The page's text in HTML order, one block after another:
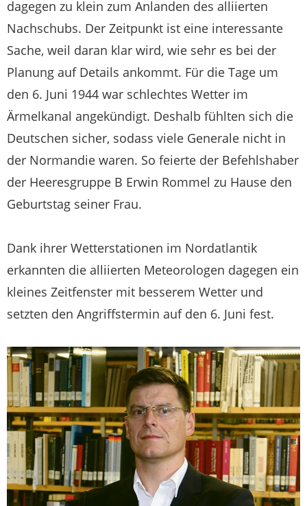
dagegen zu klein zum Anlanden des alliierten
Nachschubs. Der Zeitpunkt ist eine interessante
Sache, weil daran klar wird, wie sehr es bei der
Planung auf Details ankommt. Für die Tage um
den 6. Juni 1944 war schlechtes Wetter im
Ärmelkanal angekündigt. Deshalb fühlten sich die
Deutschen sicher, sodass viele Generale nicht in
der Normandie waren. So feierte der Befehlshaber
der Heeresgruppe B Erwin Rommel zu Hause den
Geburtstag seiner Frau.
Dank ihrer Wetterstationen im Nordatlantik
erkannten die alliierten Meteorologen dagegen ein
kleines Zeitfenster mit besserem Wetter und
setzten den Angriffstermin auf den 6. Juni fest.